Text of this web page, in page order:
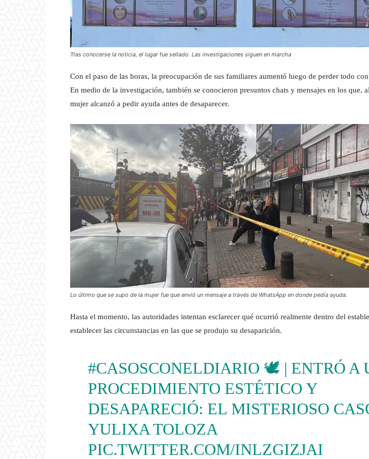
Tras conocerse la noticia, el lugar fue sellado. Las investigaciones siguen en marcha
Con el paso de las horas, la preocupación de sus familiares aumentó luego de perder todo
En medio de la investigación, también se conocieron presuntos chats y mensajes en los que,
mujer alcanzó a pedir ayuda antes de desaparecer.
Lo último que se supo de la mujer fue que envió un mensaje a través de WhatsApp en donde pedía ayuda.
Hasta el momento, las autoridades intentan esclarecer qué ocurrió realmente dentro del
establecer las circunstancias en las que se produjo su desaparición.
#CASOSCONELDIARIO 🕊️ | ENTRÓ A
PROCEDIMIENTO ESTÉTICO Y
DESAPARECIÓ: EL MISTERIOSO
YULIXA TOLOZA
PIC.TWITTER.COM/INLZGIZJAI